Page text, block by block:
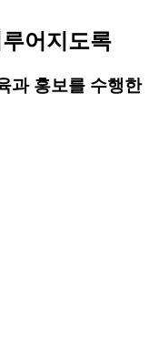
어지도록
과 홍보를 수행한